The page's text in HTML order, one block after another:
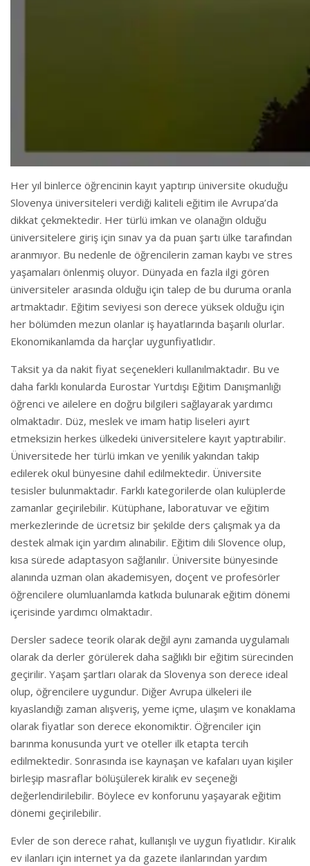
Her yıl binlerce öğrencinin kayıt yaptırıp üniversite okuduğu
Slovenya üniversiteleri verdiği kaliteli eğitim ile Avrupa’da
dikkat çekmektedir. Her türlü imkan ve olanağın olduğu
üniversitelere giriş için sınav ya da puan şartı ülke tarafından
aranmıyor. Bu nedenle de öğrencilerin zaman kaybı ve stres
yaşamaları önlenmiş oluyor. Dünyada en fazla ilgi gören
üniversiteler arasında olduğu için talep de bu duruma oranla
artmaktadır. Eğitim seviyesi son derece yüksek olduğu için
her bölümden mezun olanlar iş hayatlarında başarılı olurlar.
Ekonomikanlamda da harçlar uygunfiyatlıdır.
Taksit ya da nakit fiyat seçenekleri kullanılmaktadır. Bu ve
daha farklı konularda Eurostar Yurtdışı Eğitim Danışmanlığı
öğrenci ve ailelere en doğru bilgileri sağlayarak yardımcı
olmaktadır. Düz, meslek ve imam hatip liseleri ayırt
etmeksizin herkes ülkedeki üniversitelere kayıt yaptırabilir.
Üniversitede her türlü imkan ve yenilik yakından takip
edilerek okul bünyesine dahil edilmektedir. Üniversite
tesisler bulunmaktadır. Farklı kategorilerde olan kulüplerde
zamanlar geçirilebilir. Kütüphane, laboratuvar ve eğitim
merkezlerinde de ücretsiz bir şekilde ders çalışmak ya da
destek almak için yardım alınabilir. Eğitim dili Slovence olup,
kısa sürede adaptasyon sağlanılır. Üniversite bünyesinde
alanında uzman olan akademisyen, doçent ve profesörler
öğrencilere olumluanlamda katkıda bulunarak eğitim dönemi
içerisinde yardımcı olmaktadır.
Dersler sadece teorik olarak değil aynı zamanda uygulamalı
olarak da derler görülerek daha sağlıklı bir eğitim sürecinden
geçirilir. Yaşam şartları olarak da Slovenya son derece ideal
olup, öğrencilere uygundur. Diğer Avrupa ülkeleri ile
kıyaslandığı zaman alışveriş, yeme içme, ulaşım ve konaklama
olarak fiyatlar son derece ekonomiktir. Öğrenciler için
barınma konusunda yurt ve oteller ilk etapta tercih
edilmektedir. Sonrasında ise kaynaşan ve kafaları uyan kişiler
birleşip masraflar bölüşülerek kiralık ev seçeneği
değerlendirilebilir. Böylece ev konforunu yaşayarak eğitim
dönemi geçirilebilir.
Evler de son derece rahat, kullanışlı ve uygun fiyatlıdır. Kiralık
ev ilanları için internet ya da gazete ilanlarından yardım